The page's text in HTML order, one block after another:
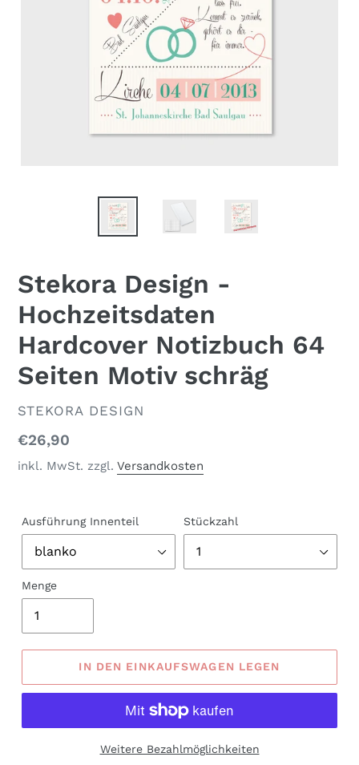
Stekora Design -
Hochzeitsdaten
Hardcover Notizbuch 64
Seiten Motiv schräg
VERKÄUFER
STEKORA DESIGN
Normaler
Preis
€26,90
inkl. MwSt. zzgl. Versandkosten
Ausführung Innenteil Stückzahl
Menge
IN DEN EINKAUFSWAGEN LEGEN
Weitere Bezahlmöglichkeiten